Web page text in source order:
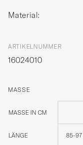
Material:
ARTIKELNUMMER
16024010
MASSE
MASSE IN CM
LÄNGE 85-97